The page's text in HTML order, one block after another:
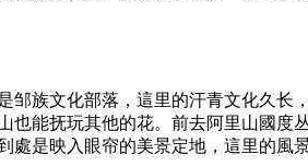
族文化部落，這里的汗青文化久长
能抚玩其他的花。前去阿里山國度
是映入眼帘的美景定地，這里的風